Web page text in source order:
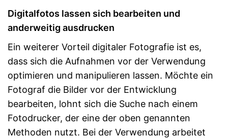
Digitalfotos lassen sich bearbeiten und
anderweitig ausdrucken
Ein weiterer Vorteil digitaler Fotografie ist es,
dass sich die Aufnahmen vor der Verwendung
optimieren und manipulieren lassen. Möchte ein
Fotograf die Bilder vor der Entwicklung
bearbeiten, lohnt sich die Suche nach einem
Fotodrucker, der eine der oben genannten
Methoden nutzt. Bei der Verwendung arbeitet